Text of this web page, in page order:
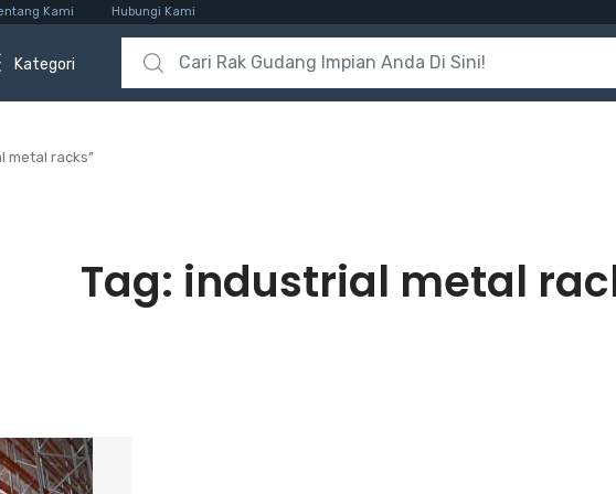
Kami Hubungi Kami
Kategori
Search for:
metal racks”
Tag: industrial metal